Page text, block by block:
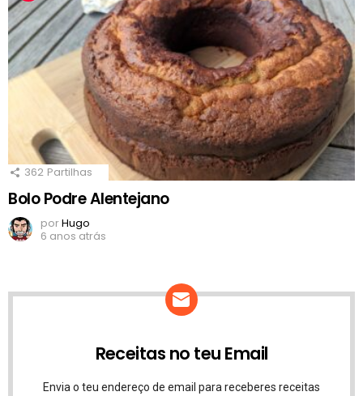
362 Partilhas
Bolo Podre Alentejano
porHugo
6 anos atrás
Receitas no teu Email
Envia o teu endereço de email para receberes receitas